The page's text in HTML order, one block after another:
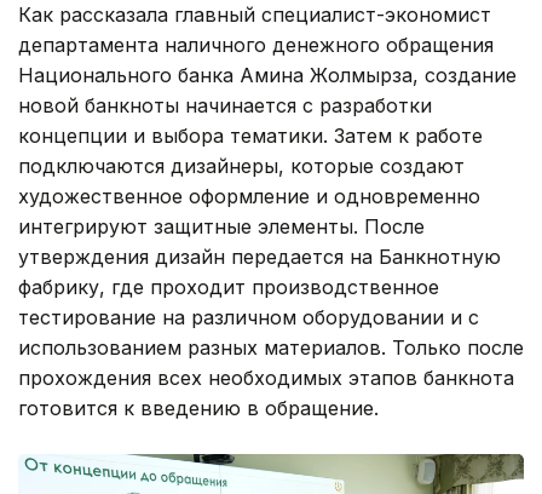
Как рассказала главный специалист-экономист
департамента наличного денежного обращения
Национального банка Амина Жолмырза, создание
новой банкноты начинается с разработки
концепции и выбора тематики. Затем к работе
подключаются дизайнеры, которые создают
художественное оформление и одновременно
интегрируют защитные элементы. После
утверждения дизайн передается на Банкнотную
фабрику, где проходит производственное
тестирование на различном оборудовании и с
использованием разных материалов. Только после
прохождения всех необходимых этапов банкнота
готовится к введению в обращение.